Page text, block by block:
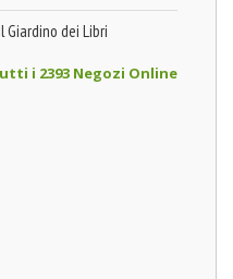
Giardino dei Libri
i 2393 Negozi Online